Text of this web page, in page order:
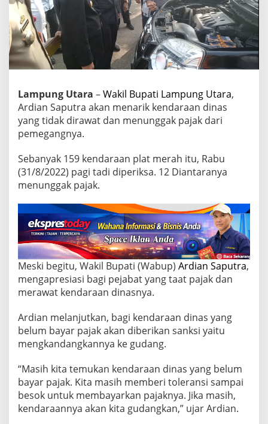
n
g
U
t
a
r
A
r
d
S
a
t
r
a
A
k
a
n
'
G
a
n
g
a
R
a
Lampung Utara –Wakil Bupati Lampung Utara,
Ardian Saputra akan menarik kendaraan dinas
yang tidak dirawat dan menunggak pajak dari
pemegangnya.
Sebanyak 159 kendaraan plat merah itu, Rabu
(31/8/2022) pagi tadi diperiksa. 12 Diantaranya
menunggak pajak.
Meski begitu, Wakil Bupati (Wabup) Ardian Saputra,
mengapresiasi bagi pejabat yang taat pajak dan
merawat kendaraan dinasnya.
Ardian melanjutkan, bagi kendaraan dinas yang
belum bayar pajak akan diberikan sanksi yaitu
mengkandangkannya ke gudang.
“Masih kita temukan kendaraan dinas yang belum
bayar pajak. Kita masih memberi toleransi sampai
besok untuk membayarkan pajaknya. Jika masih,
kendaraannya akan kita gudangkan,” ujar Ardian.